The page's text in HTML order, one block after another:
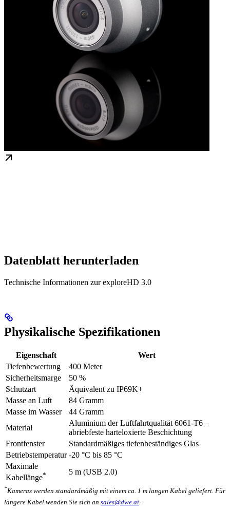
Datenblatt herunterladen
Technische Informationen zur exploreHD 3.0
Physikalische Spezifikationen
Eigenschaft
Wert
Tiefenbewertung
400 Meter
Sicherheitsmarge
50 %
Schutzart
Äquivalent zu IP69K+
Masse an Luft
84 Gramm
Masse im Wasser
44 Gramm
Material
Aluminium der Luftfahrtqualität 6061-T6 –
abriebfeste harteloxierte Beschichtung
Frontfenster
Standardmäßiges tiefenbeständiges Glas
Betriebstemperatur -20 °C bis 85 °C
Maximale
Kabellänge* 5 m (USB 2.0)
*Kameras werden standardmäßig mit einem ca. 1 m langen Kabel geliefert. Für
längere Kabel wenden Sie sich an sales@dwe.ai.